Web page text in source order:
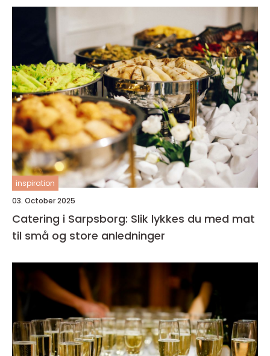
inspiration
03. October 2025
Catering i Sarpsborg: Slik lykkes du med mat
til små og store anledninger